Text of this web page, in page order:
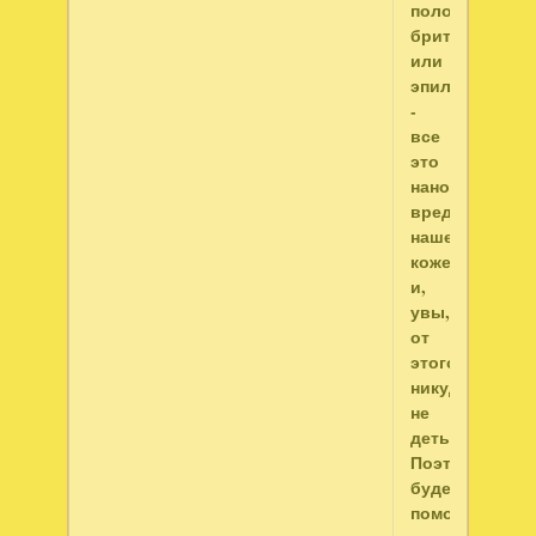
полоски,
бритва
или
эпилятор,
-
все
это
наносит
вред
нашей
коже
и,
увы,
от
этого
никуда
не
деться.
Поэтому
будем
помогать